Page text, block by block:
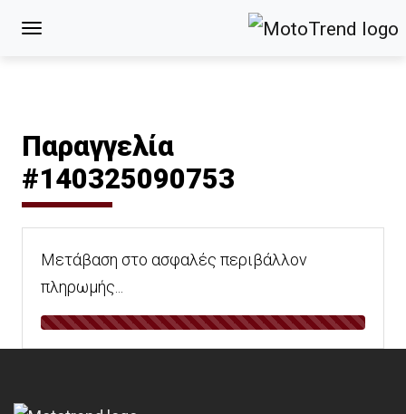
Παραγγελία
#140325090753
Μετάβαση στο ασφαλές περιβάλλον
πληρωμής...